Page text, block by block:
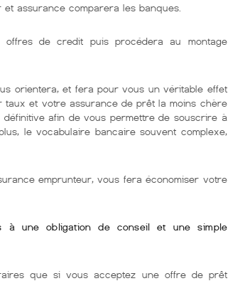
assurance comparera les banques.
offres de credit puis procédera au montage
orientera, et fera pour vous un véritable effet
et votre assurance de prêt la moins chère
afin de vous permettre de souscrire à
le vocabulaire bancaire souvent complexe,
emprunteur, vous fera économiser votre
à une obligation de conseil et une simple
que si vous acceptez une offre de prêt